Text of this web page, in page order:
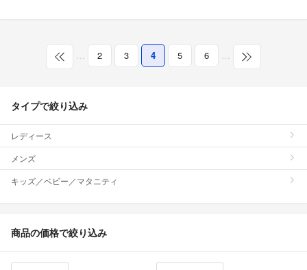
… 2 3 4 5 6 …
タイプで絞り込み
レディース
メンズ
キッズ／ベビー／マタニティ
商品の価格で絞り込み